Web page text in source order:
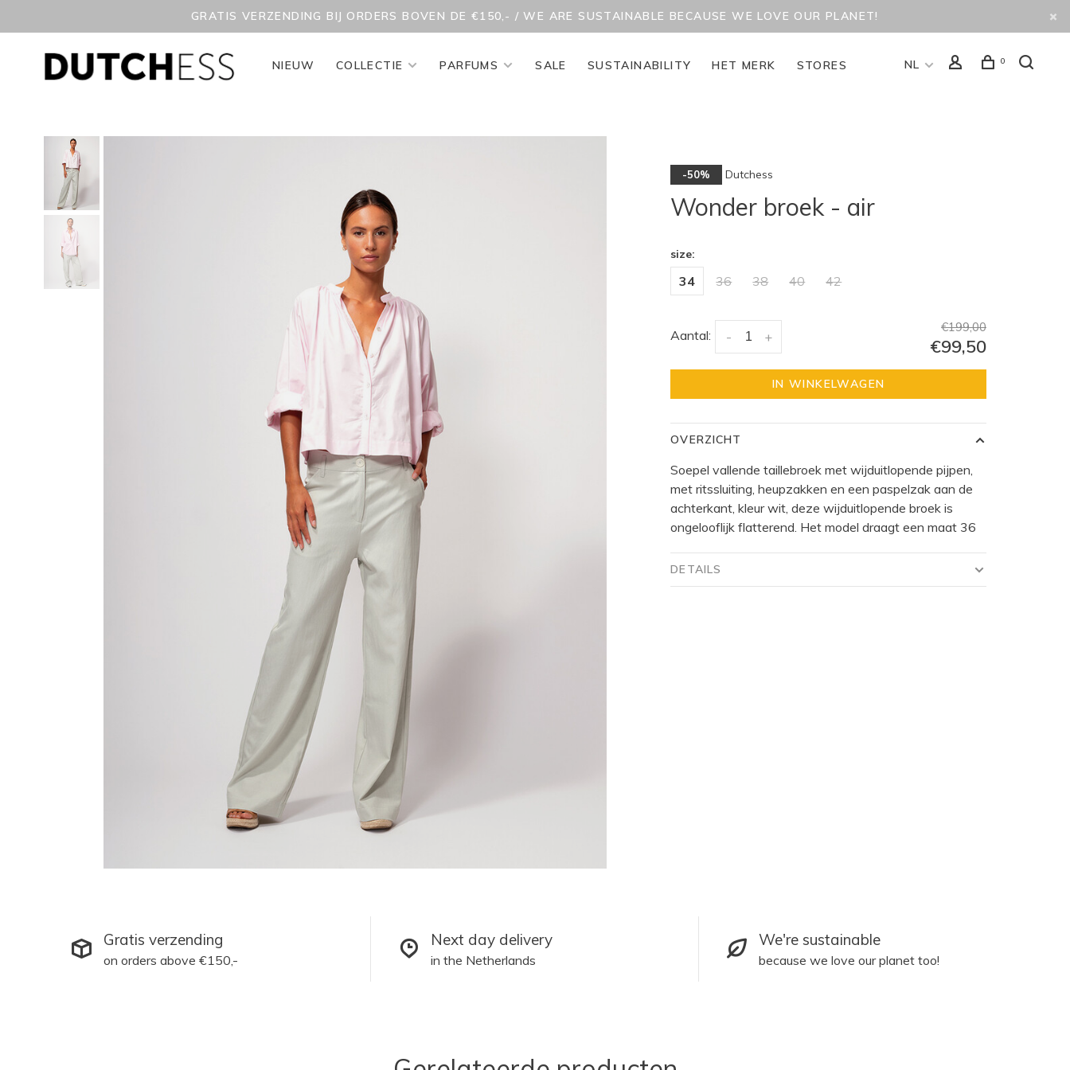
GRATIS VERZENDING BIJ ORDERS BOVEN DE €150,- / WE ARE SUSTAINABLE BECAUSE WE LOVE OUR PLANET!
NIEUW COLLECTIE PARFUMS SALE SUSTAINABILITY HET MERK STORES NL 0
-50% Dutchess
Wonder broek - air
size:
34 36 38 40 42
Aantal: +
-
€199,00
€99,50
IN WINKELWAGEN
OVERZICHT
Soepel vallende taillebroek met wijduitlopende pijpen,
met ritssluiting, heupzakken en een paspelzak aan de
achterkant, kleur wit, deze wijduitlopende broek is
ongelooflijk flatterend. Het model draagt een maat 36
DETAILS
Gratis verzending
on orders above €150,-
Next day delivery
in the Netherlands
We're sustainable
because we love our planet too!